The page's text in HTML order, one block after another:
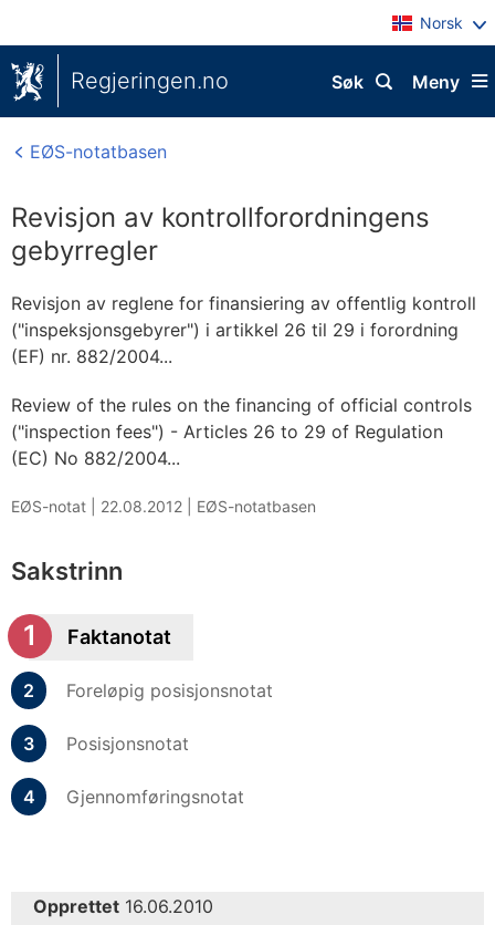
Norsk
Regjeringen.no Meny
Søk
EØS-notatbasen
Revisjon av kontrollforordningens
gebyrregler
Revisjon av reglene for finansiering av offentlig kontroll
("inspeksjonsgebyrer") i artikkel 26 til 29 i forordning
(EF) nr. 882/2004...
Review of the rules on the financing of official controls
("inspection fees") - Articles 26 to 29 of Regulation
(EC) No 882/2004...
EØS-notat | 22.08.2012 EØS-notatbasen
Sakstrinn
Faktanotat
Foreløpig posisjonsnotat
Posisjonsnotat
Gjennomføringsnotat
Opprettet 16.06.2010